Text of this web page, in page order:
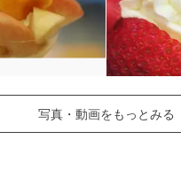
写真・動画をもっとみる